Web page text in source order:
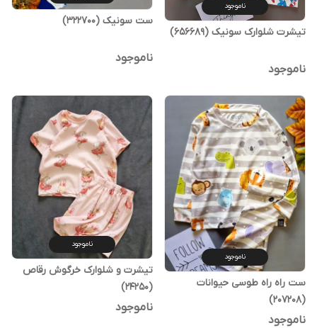
ناموجود
تیشرت شلوارک سونیک (656689)
ناموجود
ست سونیک (322700)
ناموجود
ناموجود
ست راه راه طوسی حیوانات
(207208)
ناموجود
ناموجود
تیشرت و شلوارک خرگوش رقاص
(24250)
ناموجود